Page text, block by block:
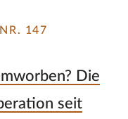
147
Die
seit